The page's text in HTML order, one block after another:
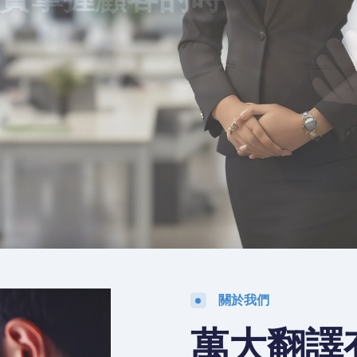
顧客
關於我們
萬大翻